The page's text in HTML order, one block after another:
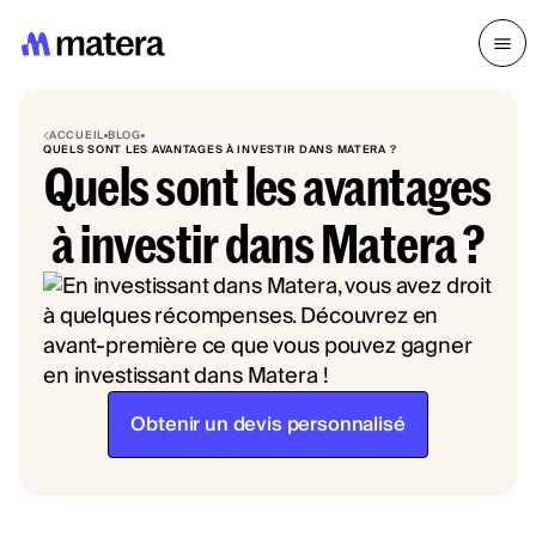
ACCUEILBLOG
QUELS SONT LES AVANTAGES À INVESTIR DANS MATERA ?
Quels sont les avantages
à investir dans Matera ?
Obtenir un devis personnalisé